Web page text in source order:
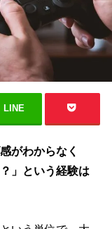
LINE
がわからなく
」という経験は